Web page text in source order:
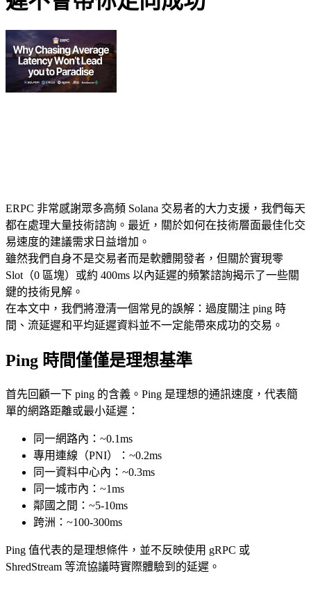
ERPC 非常感謝眾多高頻 Solana 交易者的大力支援，我們每天
都在處理大量技術諮詢。最近，關於如何在技術層面最佳化交
易速度的建議需求日益增加。
雖然我們自身不是交易者而是軟體開發者，但關於實現零
Slot（0 區塊）或約 400ms 以內延遲的頻繁諮詢揭示了一些關
鍵的技術見解。
在本文中，我們將澄清一個常見的誤解：過度關注 ping 時
間、流延遲和平均延遲資料並不一定能帶來成功的交易。
Ping 時間僅僅是理想基準
首先回顧一下 ping 的含義。Ping 是理想的通訊速度，代表簡
單的網路距離或最小延遲：
同一網路內：~0.1ms
專用連線（PNI）：~0.2ms
同一資料中心內：~0.3ms
同一城市內：~1ms
鄰國之間：~5-10ms
跨洲：~100-300ms
Ping 值代表的是理想條件，並不反映使用 gRPC 或
ShredStream 等流協議時實際體驗到的延遲。